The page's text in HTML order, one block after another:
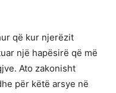
që kur njerëzit
një hapësirë ​​që më
Ato zakonisht
për këtë arsye në